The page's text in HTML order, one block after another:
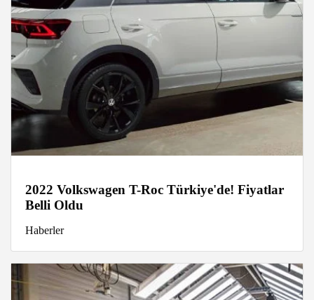
2022 Volkswagen T-Roc Türkiye'de! Fiyatlar
Belli Oldu
Haberler